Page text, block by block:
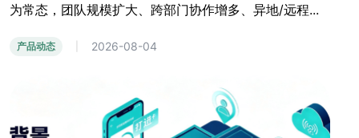
为常态，团队规模扩大、跨部门协作增多、异地/远程...
产品动态 2026-08-04